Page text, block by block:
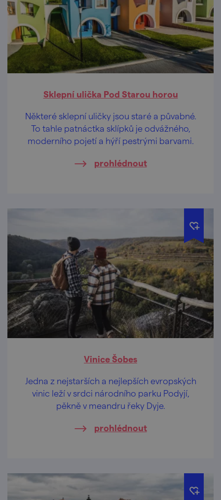
Sklepní ulička Pod Starou horou
Některé sklepní uličky jsou staré a půvabné.
To tahle patnáctka sklípků je odvážného,
moderního pojetí a hýří pestrými barvami.
prohlédnout
Vinice Šobes
Jedna z nejstarších a nejlepších evropských
vinic leží v srdci národního parku Podyjí,
pěkně v meandru řeky Dyje.
prohlédnout